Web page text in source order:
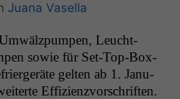
Juana Vasella
Leucht­
sowie für Set-Top-Box­
gel­ten ab 1. Jan­u­
Effizien­zvorschriften.